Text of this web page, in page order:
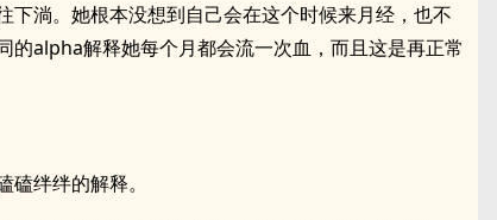
下淌。她根本没想到自己会在这个时候来月经，也不
的alpha解释她每个月都会流一次血，而且这是再正常
绊绊的解释。